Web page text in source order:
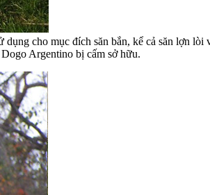
cho mục đích săn bắn, kể cả săn lợn
Argentino bị cấm sở hữu.